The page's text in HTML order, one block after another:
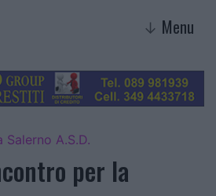
↓ Menu
A.S.D.
per la